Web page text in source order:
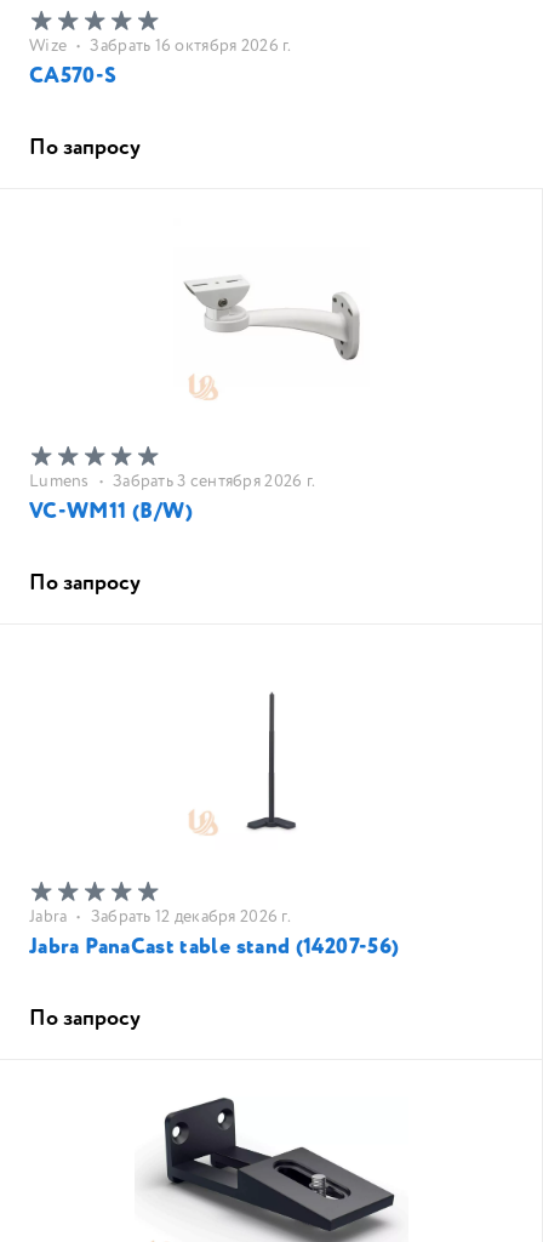
Wize • Забрать 16 октября 2026 г.
CA570-S
По запросу
Lumens • Забрать 3 сентября 2026 г.
VC-WM11 (B/W)
По запросу
Jabra • Забрать 12 декабря 2026 г.
Jabra PanaCast table stand (14207-56)
По запросу